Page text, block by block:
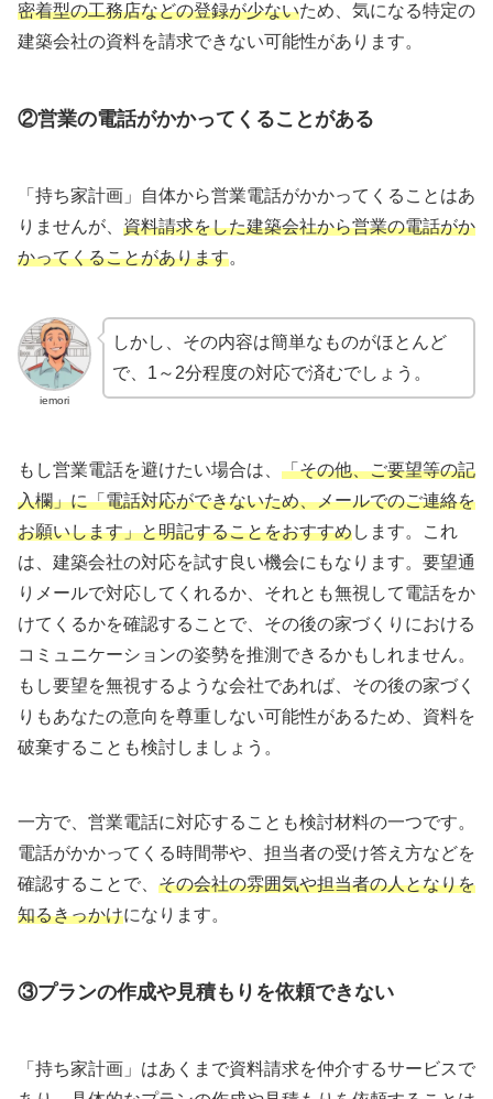
密着型の工務店などの登録が少ないため、気になる特定の
建築会社の資料を請求できない可能性があります。
②営業の電話がかかってくることがある
「持ち家計画」自体から営業電話がかかってくることはあ
りませんが、 資料請求をした建築会社から営業の電話がか
かってくることがあります。
iemori
しかし、その内容は簡単なものがほとんど
で、1～2分程度の対応で済むでしょう。
もし営業電話を避けたい場合は、 「その他、ご要望等の記
入欄」に「電話対応ができないため、メールでのご連絡を
お願いします」と明記することをおすすめします。これ
は、建築会社の対応を試す良い機会にもなります。要望通
りメールで対応してくれるか、それとも無視して電話をか
けてくるかを確認することで、その後の家づくりにおける
コミュニケーションの姿勢を推測できるかもしれません。
もし要望を無視するような会社であれば、その後の家づく
りもあなたの意向を尊重しない可能性があるため、資料を
破棄することも検討しましょう。
一方で、営業電話に対応することも検討材料の一つです。
電話がかかってくる時間帯や、担当者の受け答え方などを
確認することで、 その会社の雰囲気や担当者の人となりを
知るきっかけになります。
③プランの作成や見積もりを依頼できない
「持ち家計画」はあくまで資料請求を仲介するサービスで